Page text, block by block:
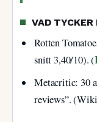
VAD
Rotten
snitt 3,40/10). (
Metacritic: 30
reviews”.